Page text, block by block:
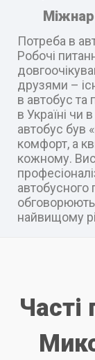
Потреба в
Робочі
друзями –
в автобус та
в Україні чи
автобус був
комфорт, а
кожному.
автобусного
найвищому
Часті